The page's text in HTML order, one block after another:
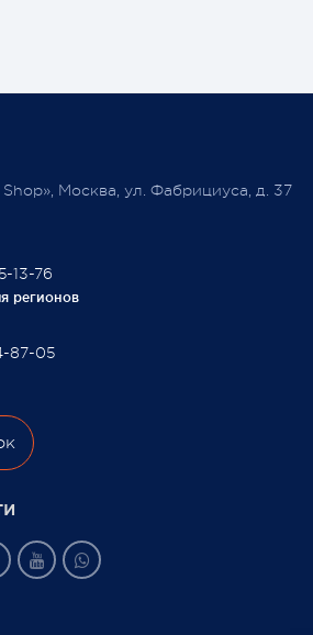
13-76
регионов
87-05
Москва, ул. Фабрициуса, д. 37